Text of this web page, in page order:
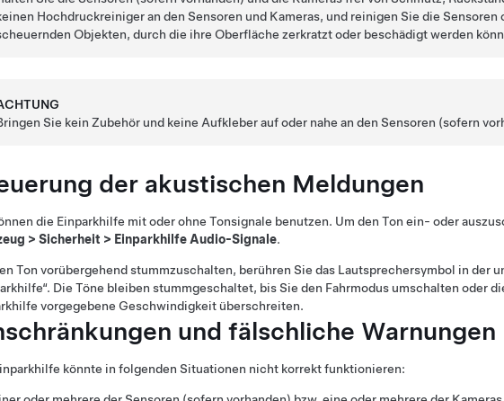
Hochdruckreiniger an denSensoren und Kameras, und reinigen Sie dieSensoren
Objekten, durch die ihre Oberfläche zerkratzt oder beschädigt werden
Sie kein Zubehör und keine Aufkleber auf oder nahe an denSensoren (sofern
der akustischen Meldungen
die Einparkhilfe mit oder ohne Tonsignale benutzen. Um den Ton ein- oder
> Sicherheit > Einparkhilfe Audio-Signale.
Ton vorübergehend stummzuschalten, berühren Sie das Lautsprechersymbol in der
Die Töne bleiben stummgeschaltet, bis Sie den Fahrmodus umschalten oder
vorgegebene Geschwindigkeit überschreiten.
und fälschliche Warnungen
könnte in folgenden Situationen nicht korrekt funktionieren: